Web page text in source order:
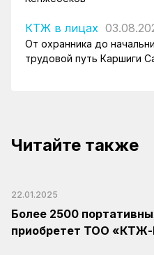
КТЖ в лицах
От охранника до
трудовой путь Каршиги
Читайте также
22.01.2025
Более 2500
приобретет ТОО «КТЖ-